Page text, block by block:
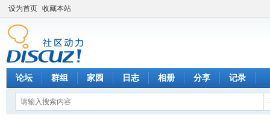
设为首页 收藏本站
论坛 群组 家园 日志 相册 分享 记录